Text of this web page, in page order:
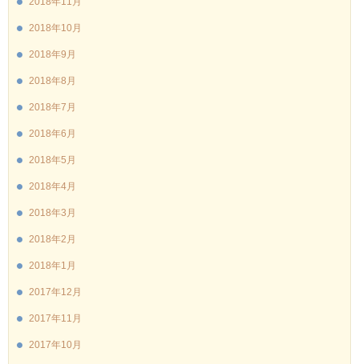
2018年10月
2018年9月
2018年8月
2018年7月
2018年6月
2018年5月
2018年4月
2018年3月
2018年2月
2018年1月
2017年12月
2017年11月
2017年10月